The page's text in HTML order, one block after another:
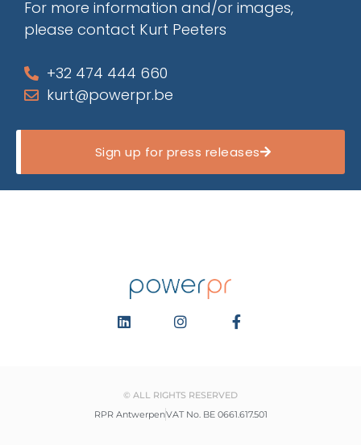
For more information and/or images,
please contact Kurt Peeters
+32 474 444 660
kurt@powerpr.be
Sign up for press releases
© ALL RIGHTS RESERVED
RPR AntwerpenVAT No. BE 0661.617.501